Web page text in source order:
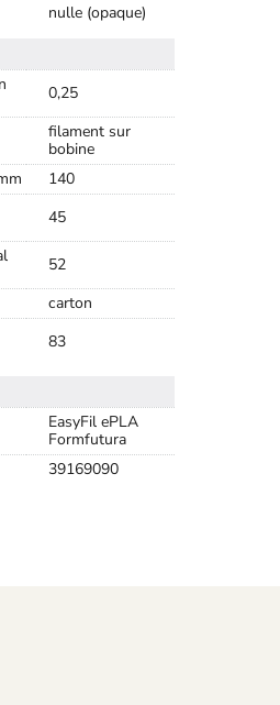
nulle (opaque)
0,25
filament sur
bobine
140
45
52
carton
83
EasyFil ePLA
Formfutura
39169090